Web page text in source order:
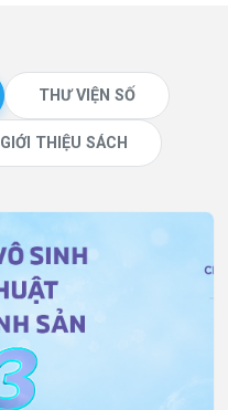
THƯ VIỆN SỐ
GIỚI THIỆU SÁCH